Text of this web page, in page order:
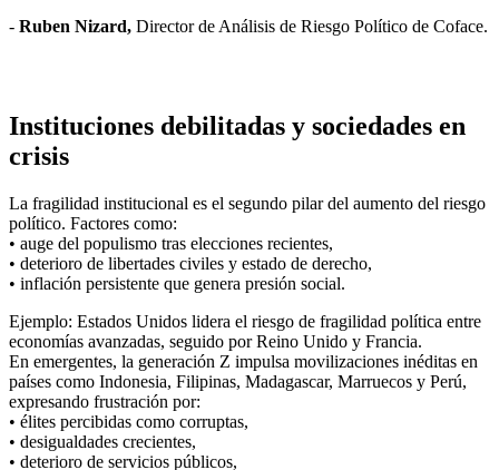
- Ruben Nizard, Director de Análisis de Riesgo Político de Coface.
Instituciones debilitadas y sociedades en
crisis
La fragilidad institucional es el segundo pilar del aumento del riesgo
político. Factores como:
• auge del populismo tras elecciones recientes,
• deterioro de libertades civiles y estado de derecho,
• inflación persistente que genera presión social.
Ejemplo: Estados Unidos lidera el riesgo de fragilidad política entre
economías avanzadas, seguido por Reino Unido y Francia.
En emergentes, la generación Z impulsa movilizaciones inéditas en
países como Indonesia, Filipinas, Madagascar, Marruecos y Perú,
expresando frustración por:
• élites percibidas como corruptas,
• desigualdades crecientes,
• deterioro de servicios públicos,